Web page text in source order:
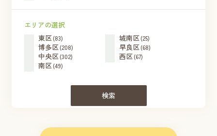
エリアの選択
東区(83) 城南区(25)
博多区(208) 早良区(68)
中央区(302) 西区(67)
南区(49)
検索